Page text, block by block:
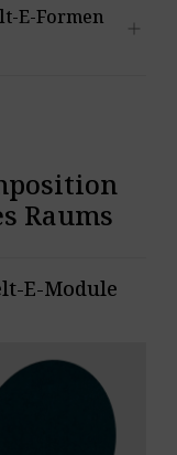
des
wurde keine
E-Formen
add
Raums
E-Module